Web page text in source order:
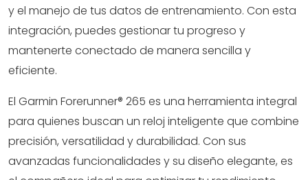
y el manejo de tus datos de entrenamiento. Con esta
integración, puedes gestionar tu progreso y
mantenerte conectado de manera sencilla y
eficiente.
El Garmin Forerunner® 265 es una herramienta integral
para quienes buscan un reloj inteligente que combine
precisión, versatilidad y durabilidad. Con sus
avanzadas funcionalidades y su diseño elegante, es